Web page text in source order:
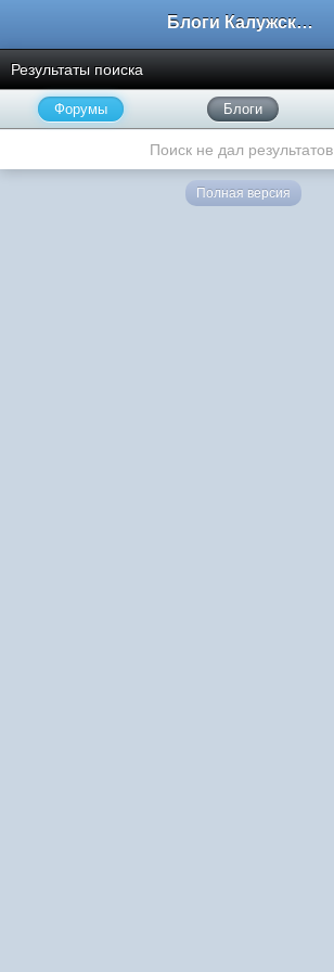
Блоги Калужского перекрестка
Результаты поиска
Форумы Блоги
Поиск не дал результатов.
Полная версия